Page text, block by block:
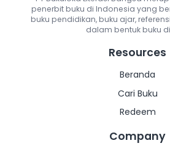
Salin Link
penerbit buku di Indonesia yang
buku pendidikan, buku ajar,
dalam bentuk buku
Resources
Beranda
Cari Buku
Redeem
Company